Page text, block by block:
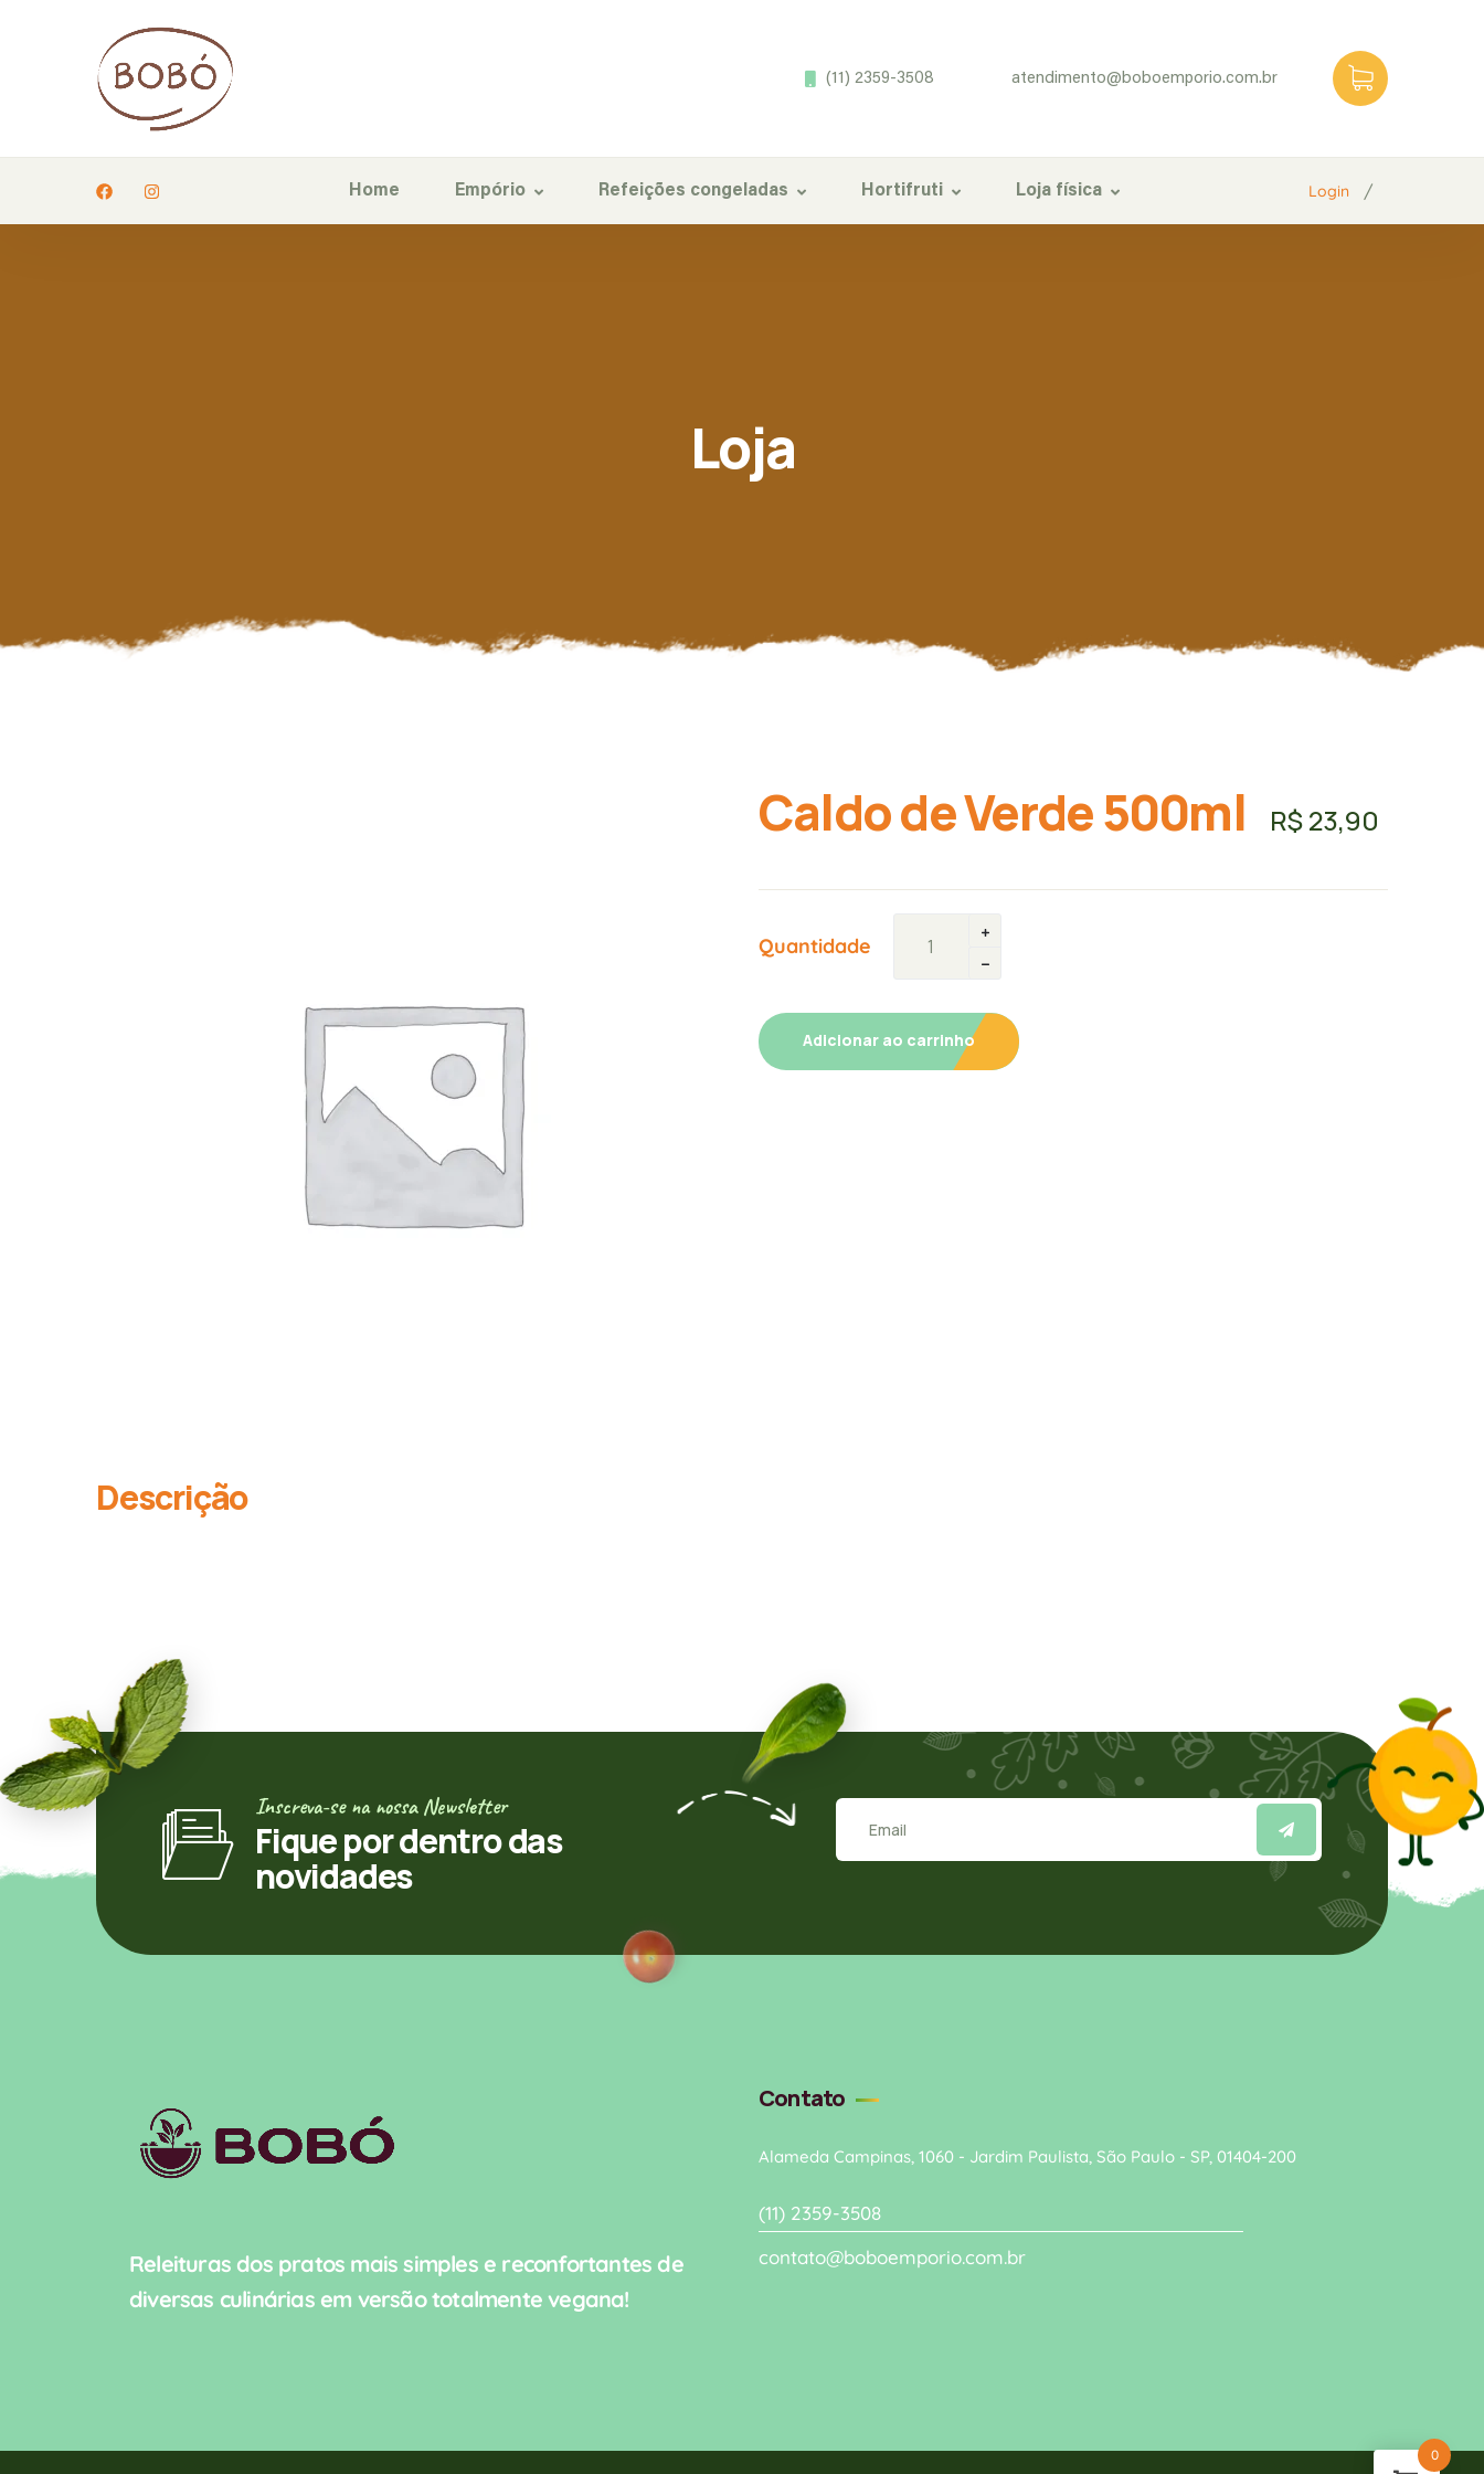
(11) 2359-3508 atendimento@boboemporio.com.br
Home Empório Refeições congeladas Hortifruti Loja física Login /
Loja
Caldo de Verde 500ml R$23,90
Quantidade
Adicionar ao carrinho
Descrição
Inscreva-se na nossa Newsletter
Fique por dentro das
novidades
Releituras dos pratos mais simples e reconfortantes de
diversas culinárias em versão totalmente vegana!
Contato
Alameda Campinas, 1060 - Jardim Paulista, São Paulo - SP, 01404-200
(11) 2359-3508
contato@boboemporio.com.br
0